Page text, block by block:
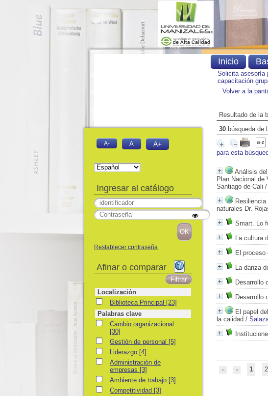
Solicita asesoría
capacitación
Volver a la
Resultado de la
30 búsqueda de
para esta
Análisis
Plan Nacional de
Santiago de Cali /
naturales Dr.
Smart. Lo
La cultura
El proceso
La danza
Desarrollo
Desarrollo
El papel
la calidad /
1 2
Inicio
A- A A+
Ingresar al catálogo
Restablecer contraseña
Afinar o comparar
Localización
Biblioteca Principal
Biblioteca Principal [23]
Palabras clave
Cambio organizacional
Cambio organizacional
[30]
Gestión de personal
Gestión de personal [5]
LiderazgoLiderazgo [4]
Administración de empresas
Administración de
empresas [3]
Ambiente de trabajo
Ambiente de trabajo [3]
Competitividad
Competitividad [3]